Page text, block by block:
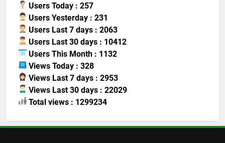
Users Today : 257
Users Yesterday : 231
Users Last 7 days : 2063
Users Last 30 days : 10412
Users This Month : 1132
Views Today : 328
Views Last 7 days : 2953
Views Last 30 days : 22029
Total views : 1299234